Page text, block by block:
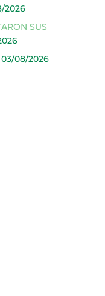
2026
SUS
03/08/2026